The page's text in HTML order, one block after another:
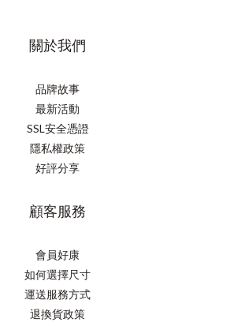
關於我們
品牌故事
最新活動
SSL安全憑證
隱私權政策
好評分享
顧客服務
會員好康
如何選擇尺寸
運送服務方式
退換貨政策